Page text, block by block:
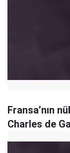
Fransa’nın
Charles de